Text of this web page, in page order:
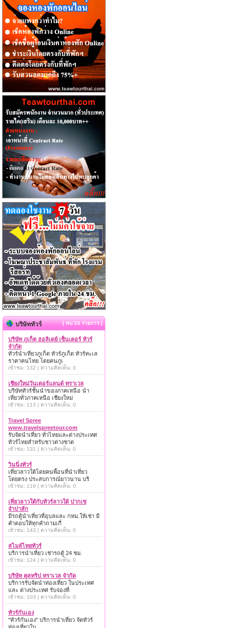
บริษัททัวร์ { พบ 33 รายการ }
บริษัท ภูเก็ต ฮอลิเดย์ เซ็นเตอร์ ทัวร์
จำกัด
ทัวร์นำเที่ยวภูเก็ต ทัวร์ภูเก็ต ทัวร์ทะเล
ราคาคนไทย โดยคนภูเ
เข้าชม: 132 | ความคิดเห็น: 0
เชียงใหม่วันเดอร์แลนด์ ทราเวล
บริษัททัวร์ชั้นนำของภาคเหนือ นำ
เที่ยวทั่วภาคเหนือ เชียงใหม่
เข้าชม: 113 | ความคิดเห็น: 0
Travel Spree
www.travelspreetour.com
รับจัดนำเที่ยว ทั่วไทยและต่างประเทศ
ทัวร์ไทยสำหรับชาวต่างชาต
เข้าชม: 131 | ความคิดเห็น: 0
วินนิ่งทัวร์
เที่ยวลาวใต้โดยคนพื้อนที่นำเที่ยว
โดยตรง ประสบการณ์ยาวนาน บริ
เข้าชม: 116 | ความคิดเห็น: 0
เที่ยวลาวใต้กับทัวร์ลาวใต้ ปากเซ
จำปาสัก
มีรถตู้นำเที่ยวที่อุบลและ กทม.ให้เช่า มี
คำตอบให้ทุกคำถามเกี่
เข้าชม: 143 | ความคิดเห็น: 0
สไมล์ไทยทัวร์
บริการนำเที่ยว เช่ารถตู้ 24 ชม.
เข้าชม: 124 | ความคิดเห็น: 0
บริษัท คูลทริป ทราเวล จำกัด
บริการรับจัดนำท่องเที่ยว ในประเทศ
และ ต่างประเทศ รับจองที่
เข้าชม: 103 | ความคิดเห็น: 0
ทัวร์กันเอง
"ทัวร์กันเอง" บริการนำเที่ยว จัดทัวร์